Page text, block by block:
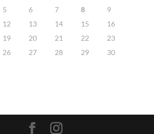
5 6 7 8
9
12 13 14 15
16
19 20 21 22
23
26 27 28 29
30